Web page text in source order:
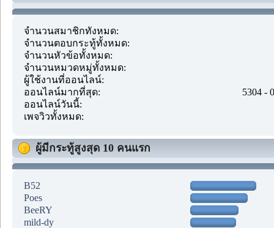
จำนวนสมาชิกทั้งหมด:
จำนวนตอบกระทู้ทั้งหมด:
จำนวนหัวข้อทั้งหมด:
จำนวนหมวดหมู่ทั้งหมด:
ผู้ใช้งานที่ออนไลน์:
ออนไลน์มากที่สุด:
5304 -
ออนไลน์วันนี้:
เพจวิวทั้งหมด:
ผู้มีกระทู้สูงสุด 10 คนแรก
B52
Poes
BeeRY
mild-dy